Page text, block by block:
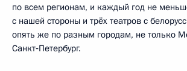
по всем регионам, и каждый год не
с нашей стороны и трёх театров с
опять же по разным городам, не только
Санкт‑Петербург.